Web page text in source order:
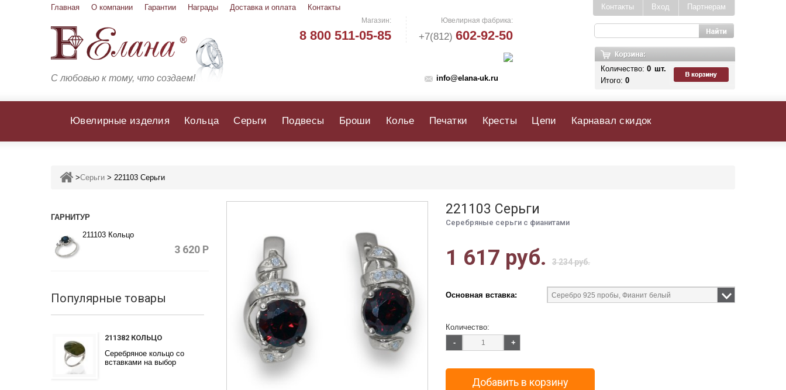
Главная О компании Гарантии Награды Доставка и оплата Контакты
С любовью к тому, что создаем!
Магазин:
8 800 511-05-85
Ювелирная фабрика:
+7(812) 602-92-50
info@elana-uk.ru
Партнерам
Вход
Контакты
Количество: 0 шт.
Итого: 0
Ювелирные изделия Кольца Серьги Подвесы Броши Колье Печатки Кресты Цепи Карнавал скидок
>Серьги > 221103 Серьги
ГАРНИТУР
211103 Кольцо
3 620 Р
Популярные товары
211382 КОЛЬЦО
Серебряное кольцо со
вставками на выбор
221103 Серьги
Серебряные серьги с фианитами
1 617 руб. 3 234 руб.
Основная вставка:
Количество:
-
+
Добавить в корзину